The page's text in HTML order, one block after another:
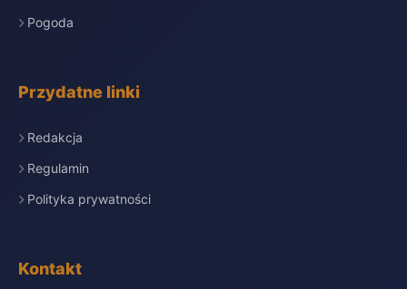
Pogoda
Przydatne linki
Redakcja
Regulamin
Polityka prywatności
Kontakt